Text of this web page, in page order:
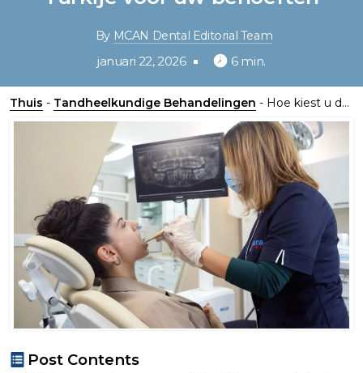
By MCAN Dental Editorial Team
januari 22, 2026 6 min.
Thuis - Tandheelkundige Behandelingen - Hoe kiest u de beste tandheelkundige kliniek in Turkije voor uw behoeften
Post Contents